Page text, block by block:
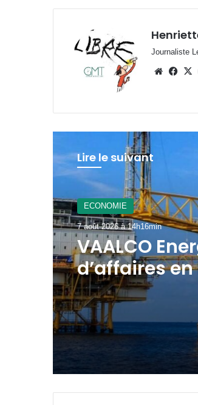
Journaliste
Website
Lire le suivant
A La Une
7 août 2026 à 12h21min
Gabon : le
mobilisé
mégaprojet
Baniaka